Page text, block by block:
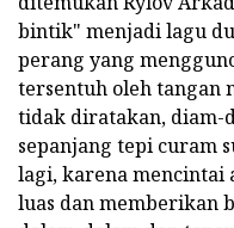
bintik" menjadi lagu
perang yang
tersentuh oleh tangan
tidak diratakan, diam-
sepanjang tepi curam
lagi, karena mencintai
luas dan memberikan